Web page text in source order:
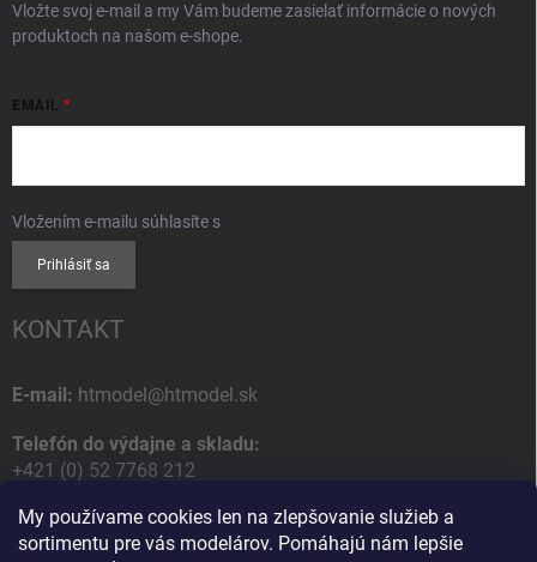
My používame cookies len na zlepšovanie služieb a
sortimentu pre vás modelárov. Pomáhajú nám lepšie
Vložte svoj e-mail a my Vám budeme zasielať informácie o nových
produktoch na našom e-shope.
EMAIL
Vložením e-mailu súhlasíte s
Prihlásiť sa
KONTAKT
E-mail: htmodel@htmodel.sk
Telefón do výdajne a skladu:
+421 (0) 52 7768 212
Poštová / Odberná adresa:
HT model